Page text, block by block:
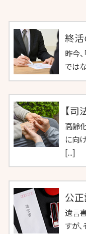
終活
昨今
では
【
高齢
に向
[...]
公
遺言
すが